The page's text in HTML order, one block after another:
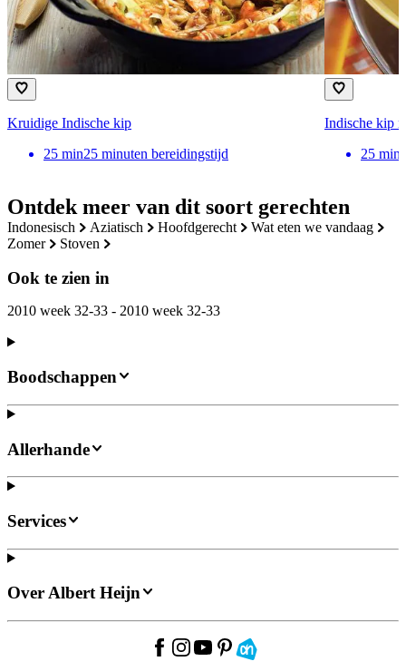
Ontdek meer van dit soort gerechten
indonesisch aziatisch hoofdgerecht
wat eten we vandaag
zomer
stoven
Ook te zien in
2010 week 32-33 - 2010 week 32-33
Kruidige Indische kip
25 min25 minuten bereidingstijd
Indische kip
25 min
Boodschappen
Allerhande
Services
Over Albert Heijn